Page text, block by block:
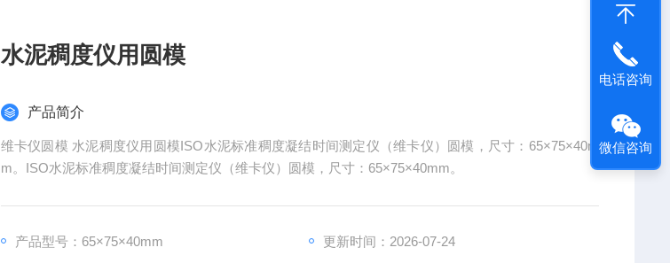
水泥稠度仪用圆模
产品简介
维卡仪圆模 水泥稠度仪用圆模ISO水泥标准稠度凝结时间测定仪（维卡仪）圆模，尺寸：65×75×40m
m。ISO水泥标准稠度凝结时间测定仪（维卡仪）圆模，尺寸：65×75×40mm。
产品型号：65×75×40mm 更新时间：2026-07-24
电话咨询
微信咨询